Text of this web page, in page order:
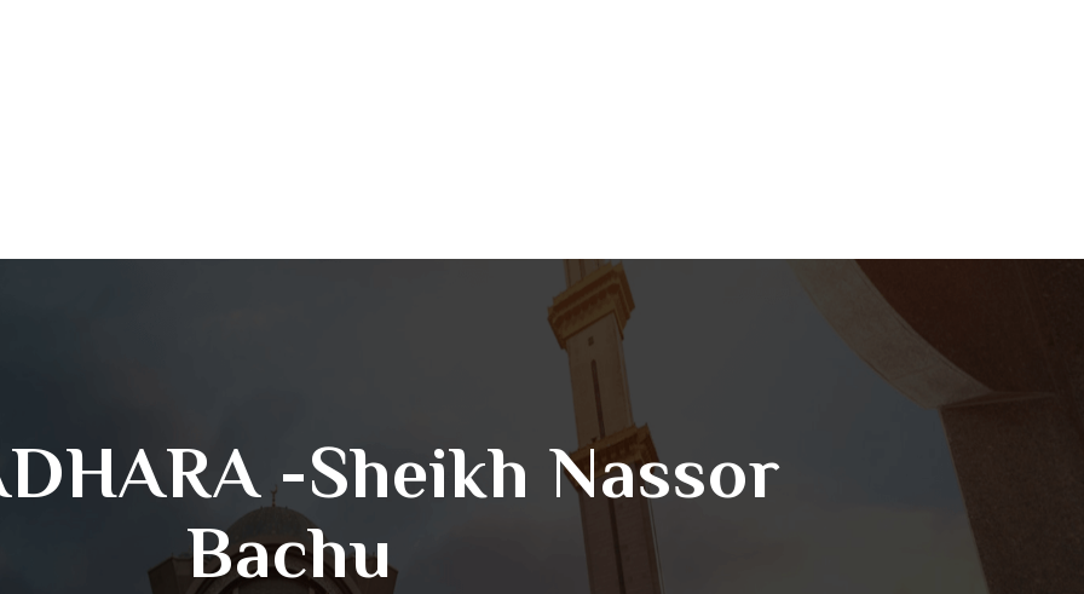
-Sheikh Nassor
Bachu